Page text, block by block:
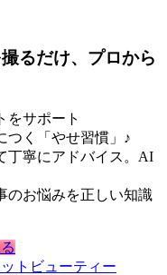
るだけ、プロから
をサポート
つく「やせ習慣」♪
丁寧にアドバイス。AI
のお悩みを正しい知識
ト ビューティー